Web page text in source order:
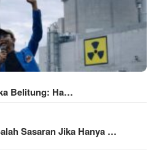
Belitung: Ha…
Sasaran Jika Hanya …